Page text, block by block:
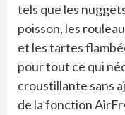
tels que les
poisson, les
et les tartes
pour tout ce qui
croustillante sans
de la fonction